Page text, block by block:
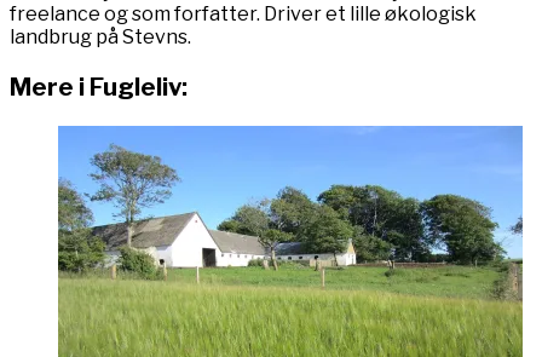
freelance og som forfatter. Driver et lille økologisk
landbrug på Stevns.
Mere i Fugleliv: